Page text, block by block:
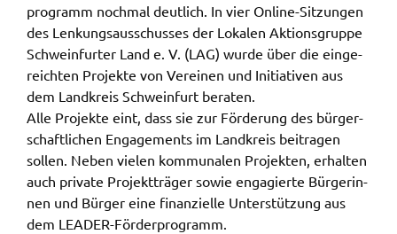
pro­gramm noch­mal deut­lich. In vier Online-Sitzun­gen
des Lenkungs­aus­schus­ses der Loka­len Akti­ons­grup­pe
Schwein­fur­ter Land e. V. (LAG) wurde über die einge­
reich­ten Projek­te von Verei­nen und Initia­ti­ven aus
dem Land­kreis Schwein­furt bera­ten.
Alle Projek­te eint, dass sie zur Förde­rung des bürger­
schaft­li­chen Enga­ge­ments im Land­kreis beitra­gen
sollen. Neben vielen kommu­na­len Projek­ten, erhal­ten
auch priva­te Projekt­trä­ger sowie enga­gier­te Bürge­rin­
nen und Bürger eine finan­zi­el­le Unter­stüt­zung aus
dem LEADER-Förder­pro­gramm.
accessibility
Anbieter:
Landratsamt Schweinfurt
Zweck:
Kontrast und Schriftgröße
Cookie Laufzeit:
Session